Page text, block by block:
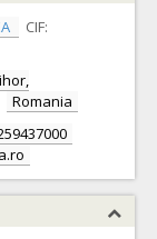
CIF:
Romania